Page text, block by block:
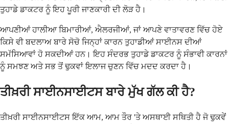
ਤੁਹਾਡੇ ਡਾਕਟਰ ਨੂੰ ਇਹ ਪੂਰੀ ਜਾਣਕਾਰੀ ਦੀ ਲੋੜ ਹੈ।
ਆਪਣੀਆਂ ਹਾਲੀਆ ਬਿਮਾਰੀਆਂ, ਐਲਰਜੀਆਂ, ਜਾਂ ਆਪਣੇ ਵਾਤਾਵਰਣ ਵਿੱਚ ਹੋਏ
ਕਿਸੇ ਵੀ ਬਦਲਾਅ ਬਾਰੇ ਸੋਚੋ ਜਿਨ੍ਹਾਂ ਕਾਰਨ ਤੁਹਾਡੀਆਂ ਸਾਈਨਸ ਦੀਆਂ
ਸਮੱਸਿਆਵਾਂ ਹੋ ਸਕਦੀਆਂ ਹਨ। ਇਹ ਸੰਦਰਭ ਤੁਹਾਡੇ ਡਾਕਟਰ ਨੂੰ ਸੰਭਾਵੀ ਕਾਰਨਾਂ
ਨੂੰ ਸਮਝਣ ਅਤੇ ਸਭ ਤੋਂ ਢੁਕਵਾਂ ਇਲਾਜ ਚੁਣਨ ਵਿੱਚ ਮਦਦ ਕਰਦਾ ਹੈ।
ਤੀਖ਼ਰੀ ਸਾਈਨਸਾਈਟਸ ਬਾਰੇ ਮੁੱਖ ਗੱਲ ਕੀ ਹੈ?
ਤੀਖ਼ਰੀ ਸਾਈਨਸਾਈਟਸ ਇੱਕ ਆਮ, ਆਮ ਤੌਰ 'ਤੇ ਅਸਥਾਈ ਸਥਿਤੀ ਹੈ ਜੋ ਢੁਕਵੇਂ